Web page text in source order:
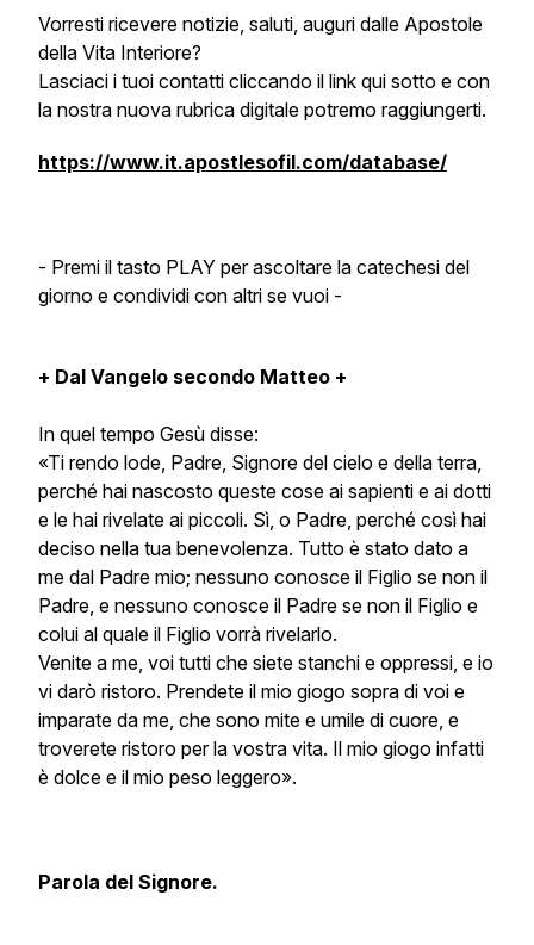
Vorresti ricevere notizie, saluti, auguri dalle Apostole
della Vita Interiore?
Lasciaci i tuoi contatti cliccando il link qui sotto e con
la nostra nuova rubrica digitale potremo raggiungerti.
https://www.it.apostlesofil.com/database/
- Premi il tasto PLAY per ascoltare la catechesi del
giorno e condividi con altri se vuoi -
+ Dal Vangelo secondo Matteo +
In quel tempo Gesù disse:
«Ti rendo lode, Padre, Signore del cielo e della terra,
perché hai nascosto queste cose ai sapienti e ai dotti
e le hai rivelate ai piccoli. Sì, o Padre, perché così hai
deciso nella tua benevolenza. Tutto è stato dato a
me dal Padre mio; nessuno conosce il Figlio se non il
Padre, e nessuno conosce il Padre se non il Figlio e
colui al quale il Figlio vorrà rivelarlo.
Venite a me, voi tutti che siete stanchi e oppressi, e io
vi darò ristoro. Prendete il mio giogo sopra di voi e
imparate da me, che sono mite e umile di cuore, e
troverete ristoro per la vostra vita. Il mio giogo infatti
è dolce e il mio peso leggero».
Parola del Signore.